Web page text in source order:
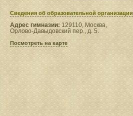
Сведения​ об образовательной организации
Адрес гимназии: 129110, Москва,
Орлово-Давыдовский пер., д. 5.
Посмотреть на карте